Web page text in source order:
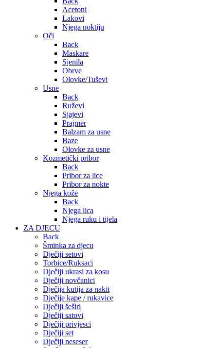
Acetoni
Lakovi
Njega noktiju
Oči
Back
Maskare
Sjenila
Obrve
Olovke/Tuševi
Usne
Back
Ruževi
Sjajevi
Prajmer
Balzam za usne
Baze
Olovke za usne
Kozmetički pribor
Back
Pribor za lice
Pribor za nokte
Njega kože
Back
Njega lica
Njega ruku i tijela
ZA DJECU
Back
Šminka za djecu
Dječiji setovi
Torbice/Ruksaci
Dječiji ukrasi za kosu
Dječiji novčanici
Dječija kutija za nakit
Dječije kape / rukavice
Dječiji šeširi
Dječiji satovi
Dječiji privjesci
Dječiji set
Dječiji neseser